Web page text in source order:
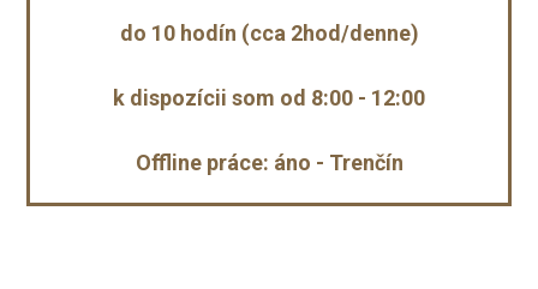
do 10 hodín (cca 2hod/denne)
k dispozícii som od 8:00 - 12:00
Offline práce: áno - Trenčín